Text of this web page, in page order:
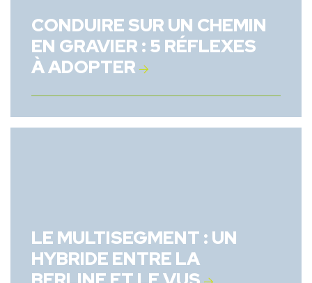
CONDUIRE SUR UN CHEMIN
EN GRAVIER : 5 RÉFLEXES
À ADOPTER
LE MULTISEGMENT : UN
HYBRIDE ENTRE LA